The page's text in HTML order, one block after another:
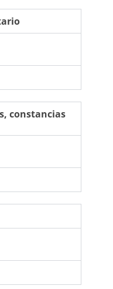
constancias